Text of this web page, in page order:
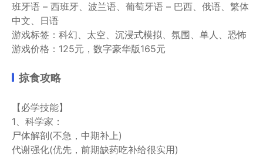
班牙语 – 西班牙、波兰语、葡萄牙语 – 巴西、俄语、繁体
中文、日语
游戏标签：科幻、太空、沉浸式模拟、氛围、单人、恐怖
游戏价格：125元，数字豪华版165元
掠食攻略
【必学技能】
1、科学家：
尸体解剖(不急，中期补上)
代谢强化(优先，前期缺药吃补给很实用)